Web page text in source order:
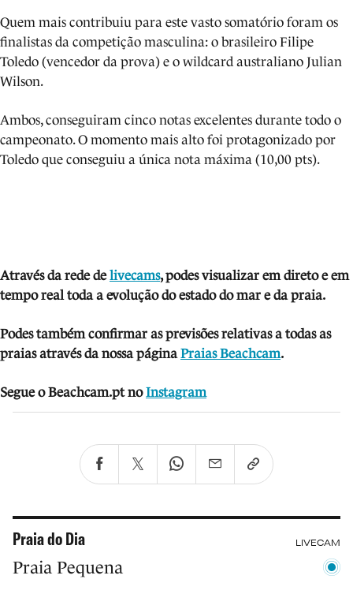
Quem mais contribuiu para este vasto somatório foram os
finalistas da competição masculina: o brasileiro Filipe
Toledo (vencedor da prova) e o wildcard australiano Julian
Wilson.
Ambos, conseguiram cinco notas excelentes durante todo o
campeonato. O momento mais alto foi protagonizado por
Toledo que conseguiu a única nota máxima (10,00 pts).
Através da rede delivecams, podes visualizar em direto e em
tempo real toda a evolução do estado do mar e da praia.
Podes também confirmar as previsões relativas a todas as
praias através da nossa páginaPraias Beachcam.
Segue o Beachcam.pt no Instagram
Praia do Dia LIVECAM
Praia Pequena